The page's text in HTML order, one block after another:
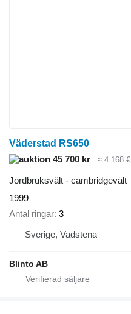
Väderstad RS650
45 700 kr
≈ 4 168 €
Jordbruksvält - cambridgevält
1999
Antal ringar 3
Sverige, Vadstena
Blinto AB